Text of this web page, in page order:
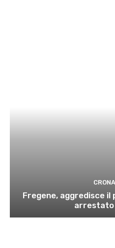
Fregene, aggredisce il
arrestato